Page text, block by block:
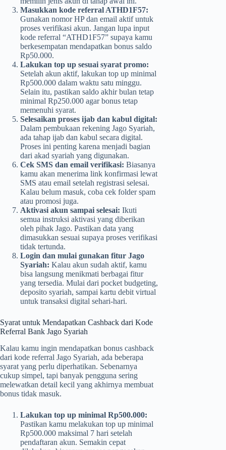
Masukkan kode referral ATHD1F57:
Gunakan nomor HP dan email aktif untuk
proses verifikasi akun. Jangan lupa input
kode referral “ATHD1F57” supaya kamu
berkesempatan mendapatkan bonus saldo
Rp50.000.
Lakukan top up sesuai syarat promo:
Setelah akun aktif, lakukan top up minimal
Rp500.000 dalam waktu satu minggu.
Selain itu, pastikan saldo akhir bulan tetap
minimal Rp250.000 agar bonus tetap
memenuhi syarat.
Selesaikan proses ijab dan kabul digital:
Dalam pembukaan rekening Jago Syariah,
ada tahap ijab dan kabul secara digital.
Proses ini penting karena menjadi bagian
dari akad syariah yang digunakan.
Cek SMS dan email verifikasi: Biasanya
kamu akan menerima link konfirmasi lewat
SMS atau email setelah registrasi selesai.
Kalau belum masuk, coba cek folder spam
atau promosi juga.
Aktivasi akun sampai selesai: Ikuti
semua instruksi aktivasi yang diberikan
oleh pihak Jago. Pastikan data yang
dimasukkan sesuai supaya proses verifikasi
tidak tertunda.
Login dan mulai gunakan fitur Jago
Syariah: Kalau akun sudah aktif, kamu
bisa langsung menikmati berbagai fitur
yang tersedia. Mulai dari pocket budgeting,
deposito syariah, sampai kartu debit virtual
untuk transaksi digital sehari-hari.
Syarat untuk Mendapatkan Cashback dari Kode
Referral Bank Jago Syariah
Kalau kamu ingin mendapatkan bonus cashback
dari kode referral Jago Syariah, ada beberapa
syarat yang perlu diperhatikan. Sebenarnya
cukup simpel, tapi banyak pengguna sering
melewatkan detail kecil yang akhirnya membuat
bonus tidak masuk.
Lakukan top up minimal Rp500.000:
Pastikan kamu melakukan top up minimal
Rp500.000 maksimal 7 hari setelah
pendaftaran akun. Semakin cepat